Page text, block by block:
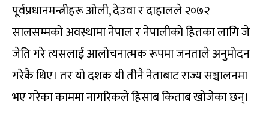
पूर्वप्रधानमन्त्रीहरू ओली, देउवा र दाहालले २०७२
सालसम्मको अवस्थामा नेपाल र नेपालीको हितका लागि जे
जेति गरे त्यसलाई आलोचनात्मक रूपमा जनताले अनुमोदन
गरेकै थिए। तर यो दशक यी तीनै नेताबाट राज्य सञ्चालनमा
भए गरेका काममा नागरिकले हिसाब किताब खोजेका छन्।